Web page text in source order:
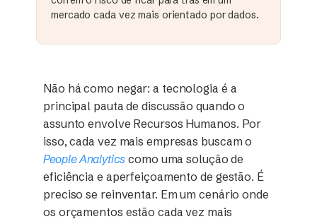
mercado cada vez mais orientado por dados.
Não há como negar: a tecnologia é a
principal pauta de discussão quando o
assunto envolve Recursos Humanos. Por
isso, cada vez mais empresas buscam o
People Analytics como uma solução de
eficiência e aperfeiçoamento de gestão. É
preciso se reinventar. Em um cenário onde
os orçamentos estão cada vez mais